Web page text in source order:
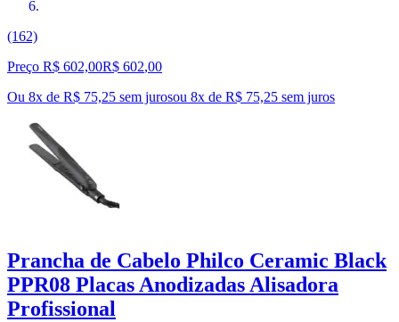
(162)
Preço R$ 602,00R$ 602,00
Ou 8x de R$ 75,25 sem jurosou 8x de R$ 75,25 sem juros
Prancha de Cabelo Philco Ceramic Black
PPR08 Placas Anodizadas Alisadora
Profissional